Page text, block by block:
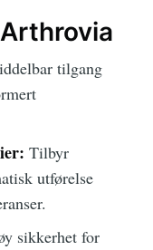
tilgang
Tilbyr
utførelse
sikkerhet for